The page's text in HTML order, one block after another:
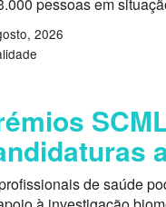
2026
de saúde